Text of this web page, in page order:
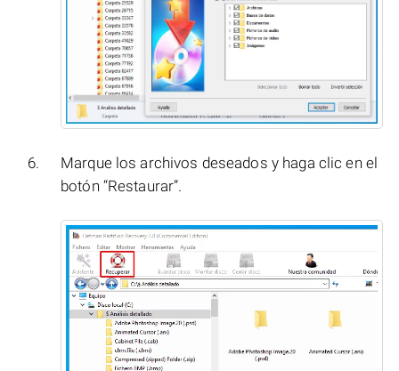
Marque los archivos deseados y haga clic en el
botón “Restaurar”.